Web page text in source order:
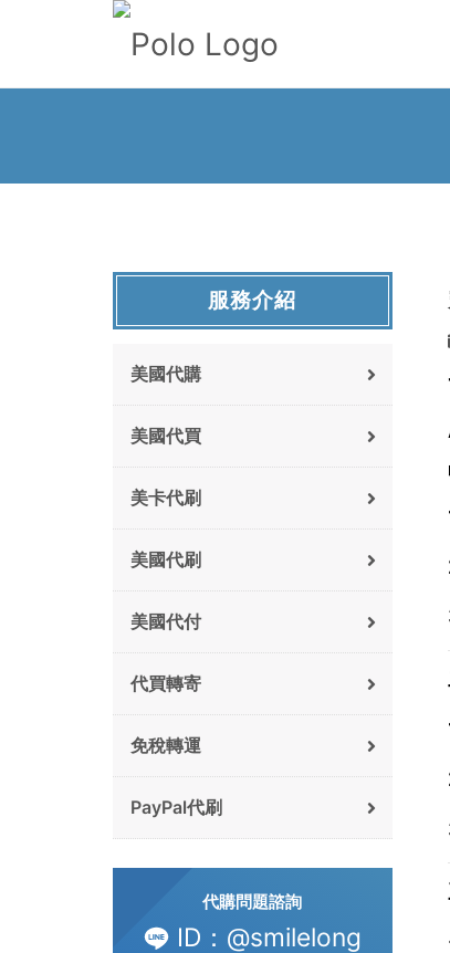
服務介紹
美國代購
美國代買
美卡代刷
美國代刷
美國代付
代買轉寄
免稅轉運
PayPal代刷
代購問題諮詢
ID：@smilelong